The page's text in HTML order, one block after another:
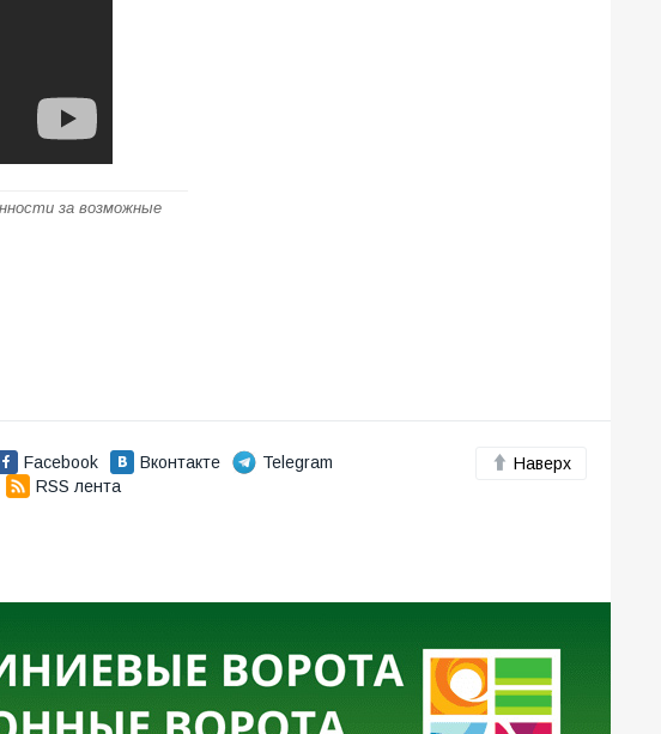
за возможные
Facebook Вконтакте
Telegram
RSS лента
Наверх